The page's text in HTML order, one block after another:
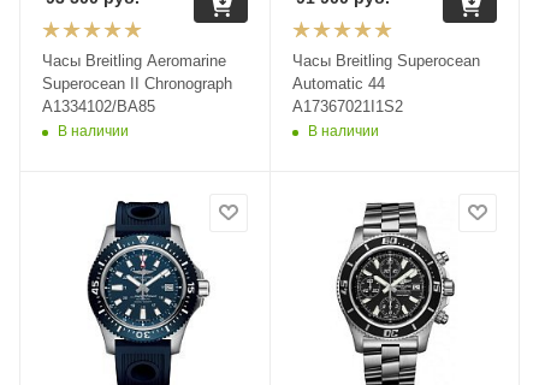
Часы Breitling Aeromarine
Superocean II Chronograph
A1334102/BA85
В наличии
Часы Breitling Superocean
Automatic 44
A17367021I1S2
В наличии